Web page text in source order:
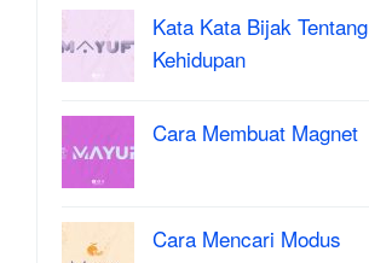
Kata Kata Bijak Tentang
Kehidupan
Cara Membuat Magnet
Cara Mencari Modus